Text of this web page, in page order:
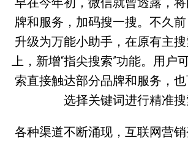
牌和服务，加码搜一搜。不久
升级为万能小助手，在原有主
上，新增“指尖搜索”功能。用户
索直接触达部分品牌和服务，
选择关键词进行精准搜
各种渠道不断涌现，互联网营